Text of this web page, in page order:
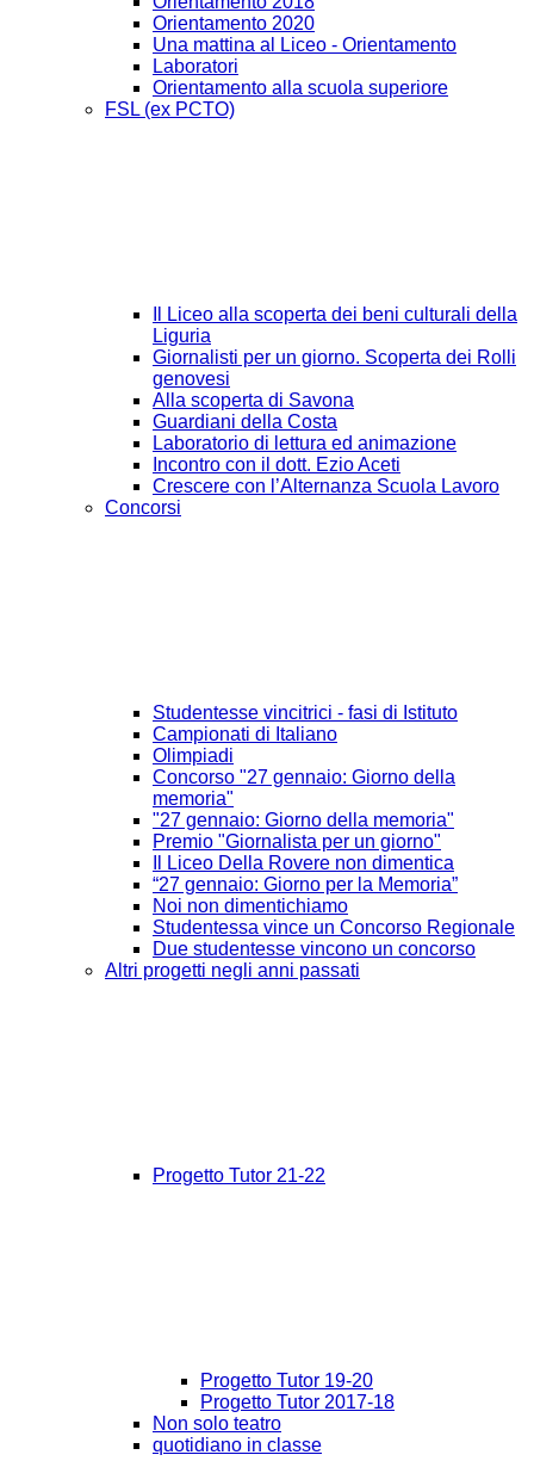
Orientamento 2020
Una mattina al Liceo - Orientamento
Laboratori
Orientamento alla scuola superiore
FSL (ex PCTO)
Il Liceo alla scoperta dei beni culturali della
Liguria
Giornalisti per un giorno. Scoperta dei Rolli
genovesi
Alla scoperta di Savona
Guardiani della Costa
Laboratorio di lettura ed animazione
Incontro con il dott. Ezio Aceti
Crescere con l’Alternanza Scuola Lavoro
Concorsi
Studentesse vincitrici - fasi di Istituto
Campionati di Italiano
Olimpiadi
Concorso "27 gennaio: Giorno della
memoria"
"27 gennaio: Giorno della memoria"
Premio "Giornalista per un giorno"
Il Liceo Della Rovere non dimentica
“27 gennaio: Giorno per la Memoria”
Noi non dimentichiamo
Studentessa vince un Concorso Regionale
Due studentesse vincono un concorso
Altri progetti negli anni passati
Progetto Tutor 21-22
Progetto Tutor 19-20
Progetto Tutor 2017-18
Non solo teatro
quotidiano in classe